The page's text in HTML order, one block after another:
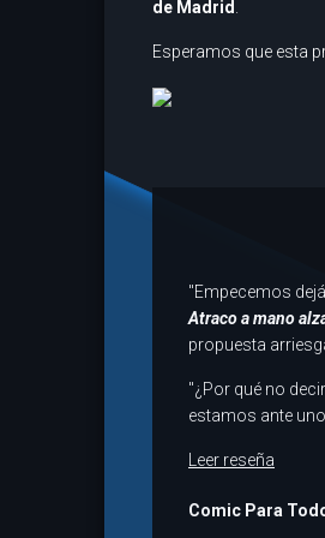
de Madrid
Esperamos que esta
"Empecemos
Atraco a mano
propuesta
"¿Por qué no
estamos ante
Leer reseña
Comic Para